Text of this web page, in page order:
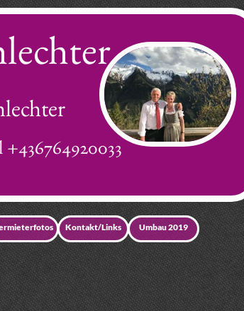
Kontakt/Links Umbau 2019